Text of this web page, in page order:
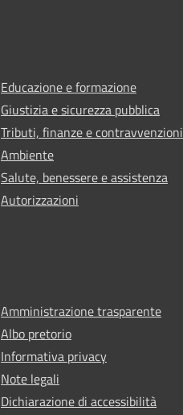
Educazione e formazione
Giustizia e sicurezza pubblica
Tributi, finanze e contravvenzioni
Ambiente
Salute, benessere e assistenza
Autorizzazioni
Amministrazione trasparente
Albo pretorio
Informativa privacy
Note legali
Dichiarazione di accessibilità